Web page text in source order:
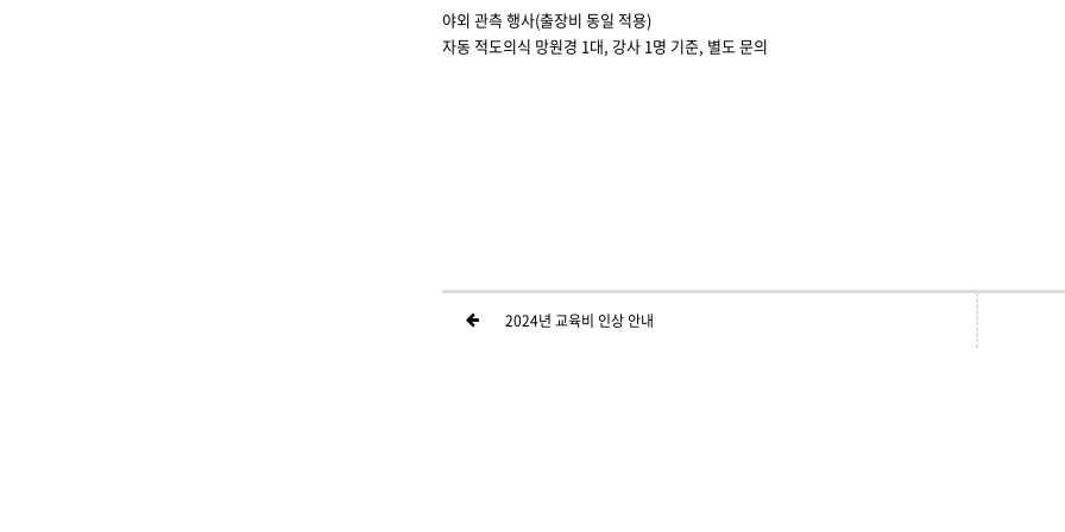
야외 관측 행사(출장비 동일 적용)
자동 적도의식 망원경 1대, 강사 1명 기준, 별도 문의
2024년 교육비 인상 안내